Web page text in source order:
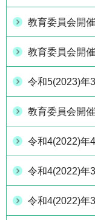
教育委員会開
教育委員会開
令和5(2023)年
教育委員会開
令和4(2022)年
令和4(2022)年
令和4(2022)年